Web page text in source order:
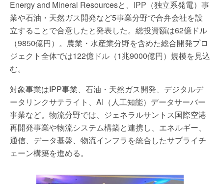
Energy and Mineral Resourcesと、IPP（独立系発電）事
業や石油・天然ガス開発など5事業分野で合弁会社を設
立することで合意したと発表した。総投資額は62億ドル
（9850億円）。農業・水産業分野を含めた総合開発プロ
ジェクト全体では122億ドル（1兆9000億円）規模を見込
む。
対象事業はIPP事業、石油・天然ガス開発、デジタルデ
ータリンクサテライト、AI（人工知能）データサーバー
事業など。物流分野では、ジェネラルサントス国際空港
再開発事業や物流システム構築と連携し、エネルギー、
通信、データ基盤、物流インフラを統合したサプライチ
ェーン構築を進める。